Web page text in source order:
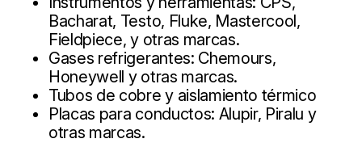
Bacharat, Testo, Fluke, Mastercool,
Fieldpiece, y otras marcas.
Gases refrigerantes: Chemours,
Honeywell y otras marcas.
Tubos de cobre y aislamiento térmico
Placas para conductos: Alupir, Piralu y
otras marcas.